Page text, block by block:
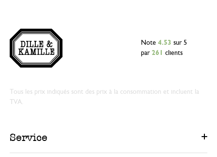
Note 4.53 sur 5
par 261 clients
Tous les prix indiqués sont des prix à la consommation et incluent la
TVA.
Service